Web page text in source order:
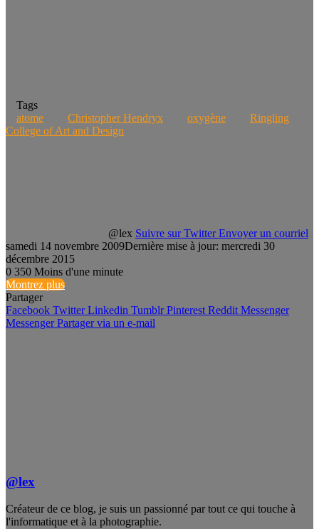
Tags
atome
Christopher Hendryx oxygène
Ringling
College of Art and Design
@lex Suivre sur Twitter Envoyer un courriel
samedi 14 novembre 2009Dernière mise à jour: mercredi 30
décembre 2015
0 350 Moins d'une minute
Montrez plus
Partager
Facebook Twitter Linkedin Tumblr Pinterest Reddit Messenger
Messenger Partager via un e-mail
@lex
Créateur de ce blog, je suis un passionné par tout ce qui touche à
l'informatique et à la photographie.